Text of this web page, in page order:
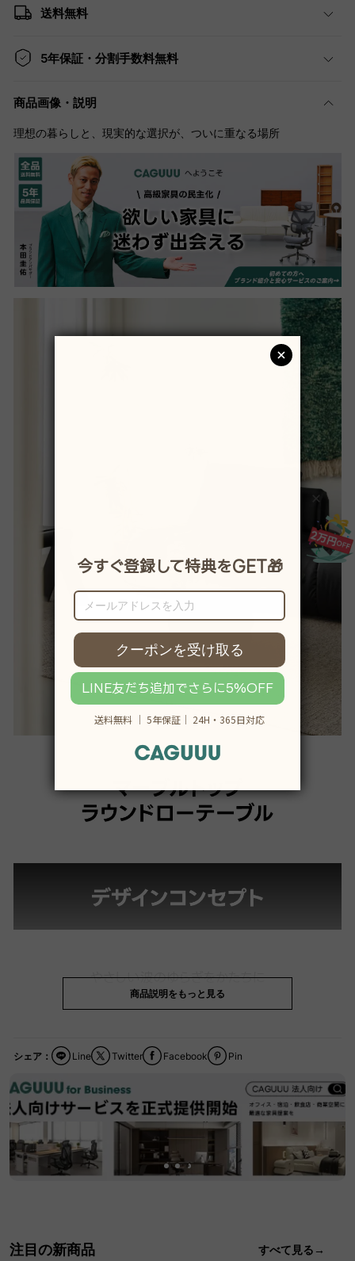
送料無料
5年保証・分割手数料無料
商品画像・説明
理想の暮らしと、現実的な選択が、ついに重なる場所
商品説明をもっと見る
シェア： Facebook
Twitter Pin
Line
注目の新商品 すべて見る→